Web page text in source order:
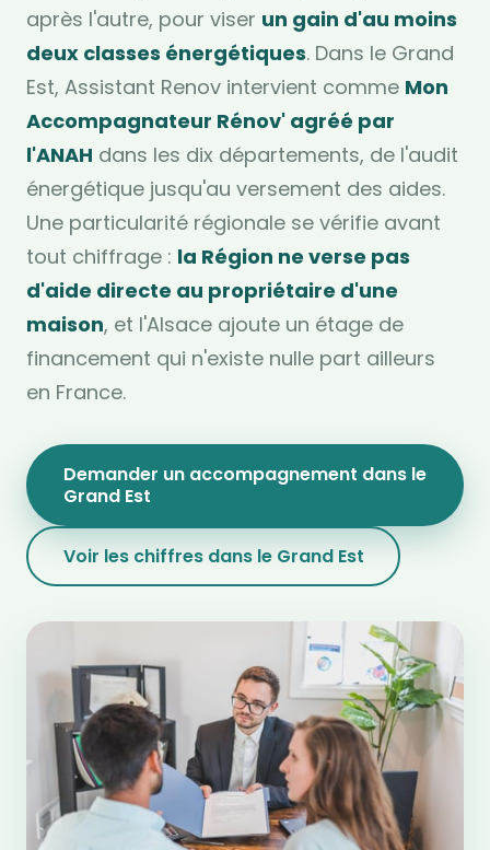
après l'autre, pour viser un gain d'au moins
deux classes énergétiques. Dans le Grand
Est, Assistant Renov intervient comme Mon
Accompagnateur Rénov' agréé par
l'ANAH dans les dix départements, de l'audit
énergétique jusqu'au versement des aides.
Une particularité régionale se vérifie avant
tout chiffrage : la Région ne verse pas
d'aide directe au propriétaire d'une
maison, et l'Alsace ajoute un étage de
financement qui n'existe nulle part ailleurs
en France.
Demander un accompagnement dans le
Grand Est
Voir les chiffres dans le Grand Est